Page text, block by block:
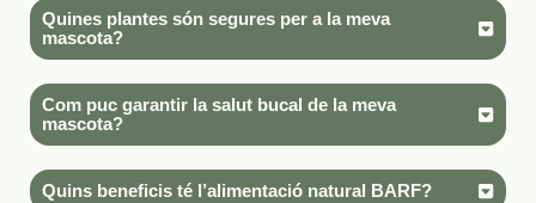
Quines plantes són segures per a la meva
mascota?
Com puc garantir la salut bucal de la meva
mascota?
Quins beneficis té l’alimentació natural BARF?